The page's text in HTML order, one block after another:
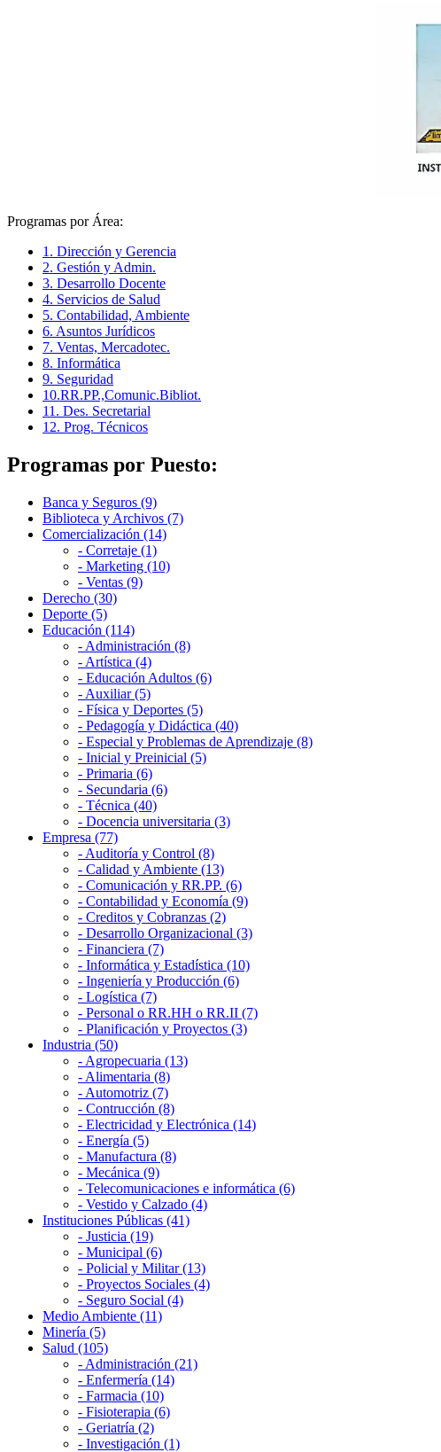
Programas por Área:
1. Dirección y Gerencia
2. Gestión y Admin.
3. Desarrollo Docente
4. Servicios de Salud
5. Contabilidad, Ambiente
6. Asuntos Jurídicos
7. Ventas, Mercadotec.
8. Informática
9. Seguridad
10.RR.PP.,Comunic.Bibliot.
11. Des. Secretarial
12. Prog. Técnicos
Programas por Puesto:
Banca y Seguros (9)
Biblioteca y Archivos (7)
Comercialización (14)
- Corretaje (1)
- Marketing (10)
- Ventas (9)
Derecho (30)
Deporte (5)
Educación (114)
- Administración (8)
- Artística (4)
- Educación Adultos (6)
- Auxiliar (5)
- Física y Deportes (5)
- Pedagogía y Didáctica (40)
- Especial y Problemas de Aprendizaje (8)
- Inicial y Preinicial (5)
- Primaria (6)
- Secundaria (6)
- Técnica (40)
- Docencia universitaria (3)
Empresa (77)
- Auditoría y Control (8)
- Calidad y Ambiente (13)
- Comunicación y RR.PP. (6)
- Contabilidad y Economía (9)
- Creditos y Cobranzas (2)
- Desarrollo Organizacional (3)
- Financiera (7)
- Informática y Estadística (10)
- Ingeniería y Producción (6)
- Logística (7)
- Personal o RR.HH o RR.II (7)
- Planificación y Proyectos (3)
Industria (50)
- Agropecuaria (13)
- Alimentaria (8)
- Automotriz (7)
- Contrucción (8)
- Electricidad y Electrónica (14)
- Energía (5)
- Manufactura (8)
- Mecánica (9)
- Telecomunicaciones e informática (6)
- Vestido y Calzado (4)
Instituciones Públicas (41)
- Justicia (19)
- Municipal (6)
- Policial y Militar (13)
- Proyectos Sociales (4)
- Seguro Social (4)
Medio Ambiente (11)
Minería (5)
Salud (105)
- Administración (21)
- Enfermería (14)
- Farmacia (10)
- Fisioterapia (6)
- Geriatría (2)
- Investigación (1)